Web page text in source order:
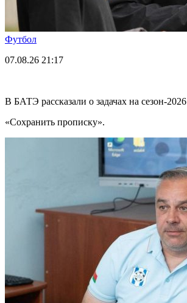
Футбол
07.08.26 21:17
В БАТЭ рассказали о задачах на сезон-2026
«Сохранить прописку».